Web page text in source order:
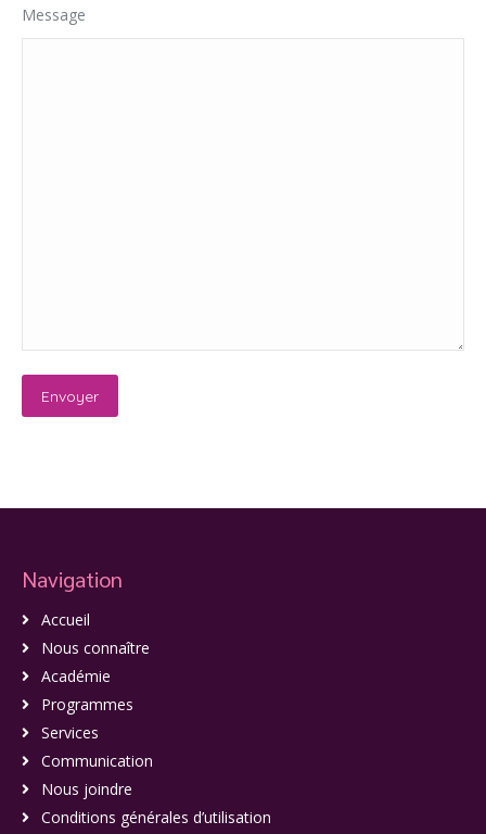
Message
Navigation
Accueil
Nous connaître
Académie
Programmes
Services
Communication
Nous joindre
Conditions générales d’utilisation